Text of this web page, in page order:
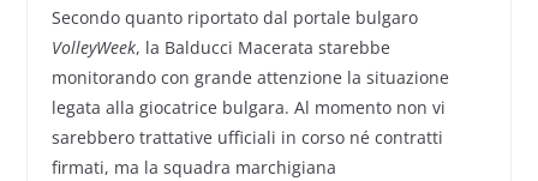
Secondo quanto riportato dal portale bulgaro
VolleyWeek, la Balducci Macerata starebbe
monitorando con grande attenzione la situazione
legata alla giocatrice bulgara. Al momento non vi
sarebbero trattative ufficiali in corso né contratti
firmati, ma la squadra marchigiana